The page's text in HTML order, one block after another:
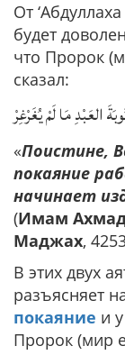
От
будет
что Пророк
сказал:
العَبْدِ مَا لَمْ يُغَرْغِرْ
«Поистине,
покаяние
начинает
(Имам
Маджах,
В этих двух
разъясняет
покаяние и
Пророк (мир